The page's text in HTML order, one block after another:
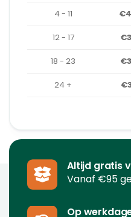
4 - 11
12 - 17
18 - 23
24 +
Altijd gratis
Vanaf €95
Op